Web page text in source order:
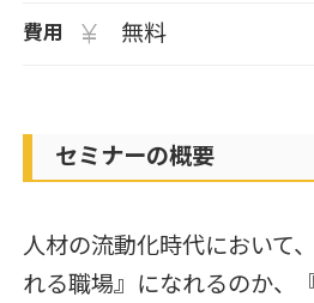
費用 currency_yen 無料
セミナーの概要
人材の流動化時代において
れる職場』になれるのか、